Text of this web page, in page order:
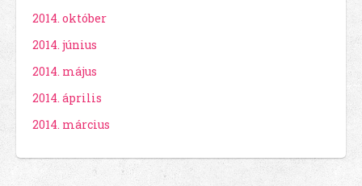
2014. október
2014. június
2014. május
2014. április
2014. március